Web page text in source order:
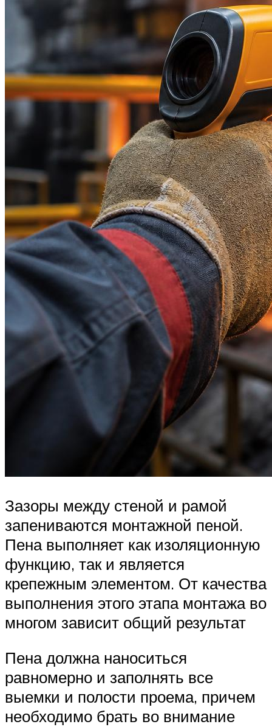
Зазоры между стеной и рамой
запениваются монтажной пеной.
Пена выполняет как изоляционную
функцию, так и является
крепежным элементом. От качества
выполнения этого этапа монтажа во
многом зависит общий результат
Пена должна наноситься
равномерно и заполнять все
выемки и полости проема, причем
необходимо брать во внимание